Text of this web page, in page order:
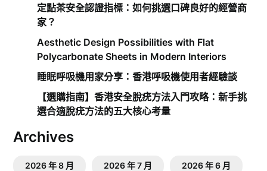
定點茶安全認證指標：如何挑選口碑良好的經營商
家？
Aesthetic Design Possibilities with Flat
Polycarbonate Sheets in Modern Interiors
睡眠呼吸機用家分享：香港呼吸機使用者經驗談
【選購指南】香港安全脫疣方法入門攻略：新手挑
選合適脫疣方法的五大核心考量
Archives
2026 年 8 月 2026 年 7 月 2026 年 6 月